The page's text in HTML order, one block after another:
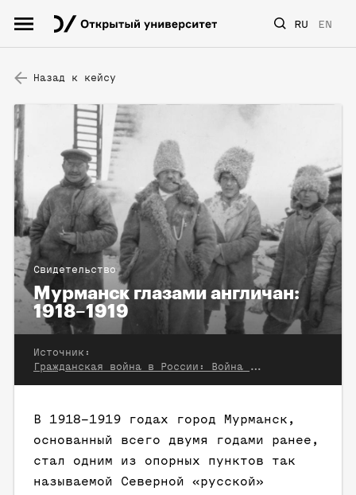
RU EN
Назад к кейсу
Свидетельство
Мурманск глазами англичан:
1918–1919
Источник:
Гражданская война в России: Война на Севере. М: ACT; Транзиткнига; СПб.: Terra Fantastica, 2004
В 1918–1919 годах город Мурманск,
основанный всего двумя годами ранее,
стал одним из опорных пунктов так
называемой Северной «русской»